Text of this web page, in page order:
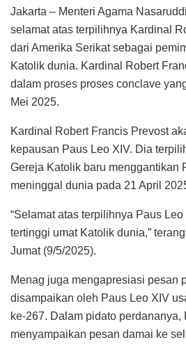
Jakarta – Menteri Agama
selamat atas terpilihnya Kardinal
dari Amerika Serikat sebagai
Katolik dunia. Kardinal Robert
dalam proses proses conclave
Mei 2025.
Kardinal Robert Francis Prevost
kepausan Paus Leo XIV. Dia
Gereja Katolik baru menggantikan
meninggal dunia pada 21 April
“Selamat atas terpilihnya Paus
tertinggi umat Katolik dunia,”
Jumat (9/5/2025).
Menag juga mengapresiasi pesan
disampaikan oleh Paus Leo XIV
ke-267. Dalam pidato perdananya,
menyampaikan pesan damai ke